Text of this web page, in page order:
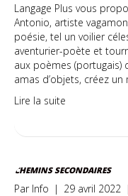
Langage Plus vous
Antonio, artiste
poésie, tel un voilier
aventurier-poète et
aux poèmes (portugais)
amas d’objets, créez
Lire la suite
CHEMINS SECONDAIRES
Par Info | 29 avril 2022